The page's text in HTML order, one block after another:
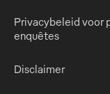
Privacybeleid voor
enquêtes
Disclaimer